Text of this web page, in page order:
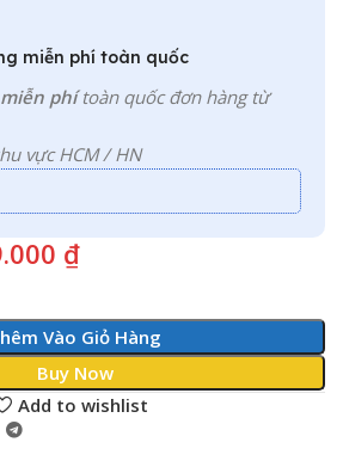
miễn phí toàn quốc
phítoàn quốc đơn hàng từ
vực HCM / HN
₫
Vào Giỏ Hàng
Buy Now
Add to wishlist